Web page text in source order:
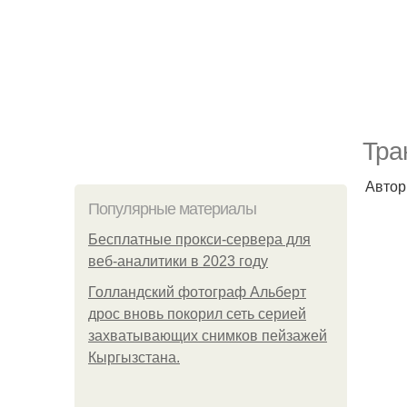
Популярные материалы
Бесплатные прокси-сервера для
веб-аналитики в 2023 году
Голландский фотограф Альберт
дрос вновь покорил сеть серией
захватывающих снимков пейзажей
Кыргызстана.